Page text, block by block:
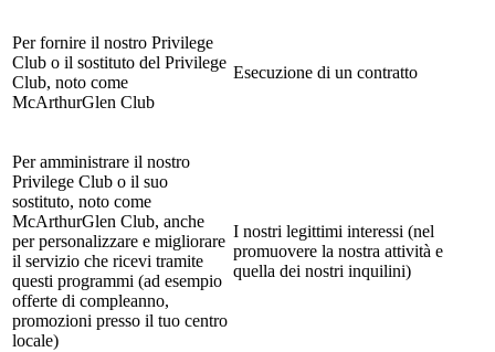
Per fornire il nostro Privilege
Club o il sostituto del Privilege
Club, noto come
McArthurGlen Club
Esecuzione di un contratto
Per amministrare il nostro
Privilege Club o il suo
sostituto, noto come
McArthurGlen Club, anche
per personalizzare e migliorare
il servizio che ricevi tramite
questi programmi (ad esempio
offerte di compleanno,
promozioni presso il tuo centro
locale)
I nostri legittimi interessi (nel
promuovere la nostra attività e
quella dei nostri inquilini)